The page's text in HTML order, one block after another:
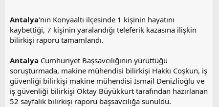
Antalya'nın Konyaaltı ilçesinde 1 kişinin hayatını
kaybettiği, 7 kişinin yaralandığı teleferik kazasına ilişkin
bilirkişi raporu tamamlandı.
Antalya Cumhuriyet Başsavcılığının yürüttüğü
soruşturmada, makine mühendisi bilirkişi Hakkı Coşkun, iş
güvenliği bilirkişi makine mühendisi İsmail Denizlioğlu ve
iş güvenliği bilirkişi Oktay Büyükkurt tarafından hazırlanan
52 sayfalık bilirkişi raporu başsavcılığa sunuldu.